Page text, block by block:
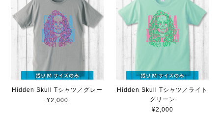
Hidden Skull Tシャツ／グレー
¥2,000
Hidden Skull Tシャツ／ライト
グリーン
¥2,000